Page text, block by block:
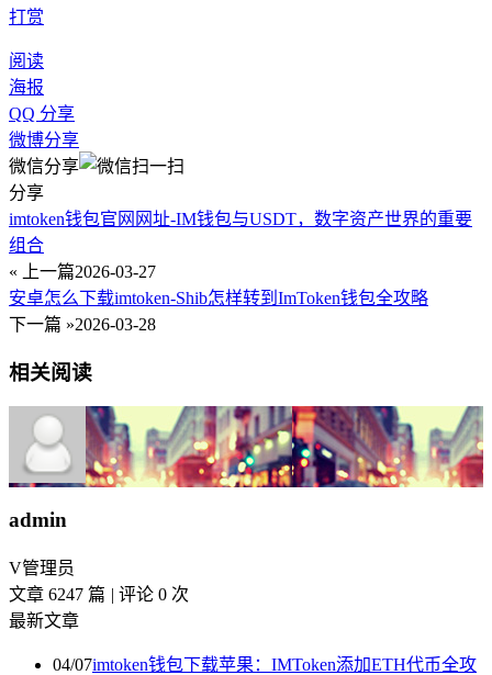
打赏
阅读
海报
QQ 分享
微博分享
微信分享
分享
imtoken钱包官网网址-IM钱包与USDT，数字资产世界的重要
组合
« 上一篇2026-03-27
安卓怎么下载imtoken-Shib怎样转到ImToken钱包全攻略
下一篇 »2026-03-28
相关阅读
admin
V管理员
文章 6247 篇 | 评论 0 次
最新文章
04/07imtoken钱包下载苹果：IMToken添加ETH代币全攻